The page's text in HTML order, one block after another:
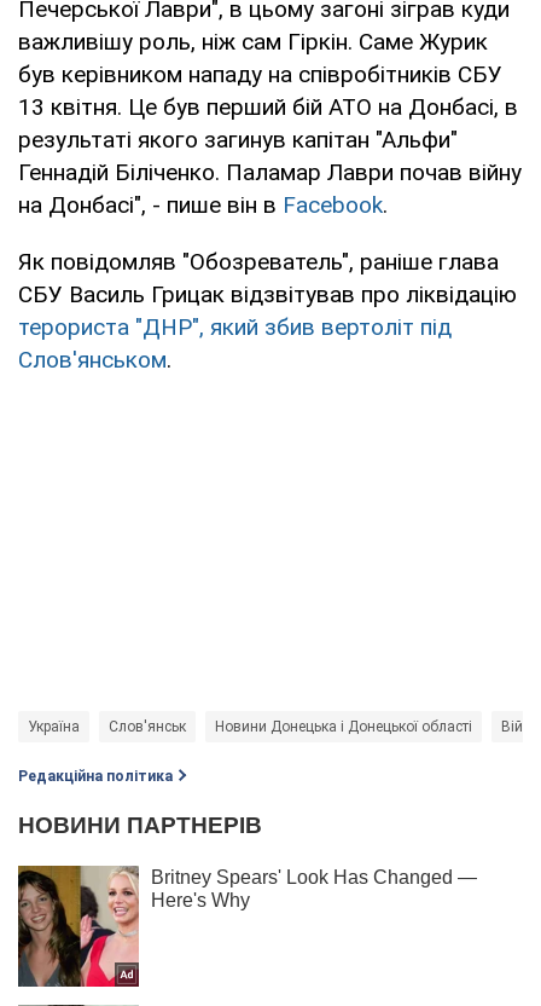
Печерської Лаври", в цьому загоні зіграв куди
важливішу роль, ніж сам Гіркін. Саме Журик
був керівником нападу на співробітників СБУ
13 квітня. Це був перший бій АТО на Донбасі, в
результаті якого загинув капітан "Альфи"
Геннадій Біліченко. Паламар Лаври почав війну
на Донбасі", - пише він в Facebook.
Як повідомляв "Обозреватель", раніше глава
СБУ Василь Грицак відзвітував про ліквідацію
терориста "ДНР", який збив вертоліт під
Слов'янськом.
Україна Слов'янськ Новини Донецька і Донецької області
Редакційна політика